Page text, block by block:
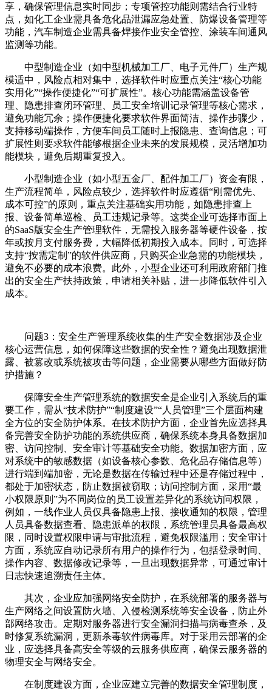
享，确保管理信息实时同步；专项管控功能则需结合行业特
点，如化工企业需具备危化品泄漏应急处置、防爆设备管理等
功能，汽车制造企业需具备焊接作业安全管控、涂装车间通风
监测等功能。
中型制造企业（如中型机械加工厂、电子元件厂）生产规
模适中，风险点相对集中，选择软件时应重点关注“核心功能
实用化”“操作便捷化”“可扩展性”。核心功能需涵盖设备管
理、隐患排查闭环管理、员工安全培训记录管理等核心需求，
避免功能冗余；操作便捷化要求软件界面简洁、操作步骤少，
支持移动端操作，方便车间员工随时上报隐患、查询信息；可
扩展性则要求软件能够根据企业未来的发展规模，灵活增加功
能模块，避免后期重复投入。
小型制造企业（如小型五金厂、配件加工厂）资金有限，
生产流程简单，风险点较少，选择软件时应遵循“刚需优先、
成本可控”的原则，重点关注基础实用功能，如隐患排查上
报、设备简单巡检、员工违规记录等。这类企业可选择市面上
的SaaS版安全生产管理软件，无需投入服务器等硬件设备，按
年或按月支付服务费，大幅降低初期投入成本。同时，可选择
支持“按需定制”的软件供应商，只购买企业急需的功能模块，
避免不必要的成本浪费。此外，小型企业还可利用政府部门推
出的安全生产扶持政策，申请相关补贴，进一步降低软件引入
成本。
问题3：安全生产管理系统收集的生产安全数据涉及企业
核心运营信息，如何保障这些数据的安全性？避免出现数据泄
露、被篡改或系统被攻击等问题，企业需要从哪些方面做好防
护措施？
保障安全生产管理系统的数据安全是企业引入系统后的重
要工作，需从“技术防护”“制度建设”“人员管理”三个层面构建
全方位的安全防护体系。在技术防护方面，企业首先应选择具
备完善安全防护功能的系统供应商，确保系统本身具备数据加
密、访问控制、安全审计等基础安全功能。数据加密方面，应
对系统中的敏感数据（如设备核心参数、危化品存储信息等）
进行端到端加密，无论是数据在传输过程中还是存储过程中，
都处于加密状态，防止数据被窃取；访问控制方面，采用“最
小权限原则”为不同岗位的员工设置差异化的系统访问权限，
例如，一线作业人员仅具备隐患上报、接收通知的权限，管理
人员具备数据查看、隐患派单的权限，系统管理员具备最高权
限，同时设置权限申请与审批流程，避免权限滥用；安全审计
方面，系统应自动记录所有用户的操作行为，包括登录时间、
操作内容、数据修改记录等，一旦出现数据异常，可通过审计
日志快速追溯责任主体。
其次，企业应加强网络安全防护，在系统部署的服务器与
生产网络之间设置防火墙、入侵检测系统等安全设备，防止外
部网络攻击。定期对服务器进行安全漏洞扫描与病毒查杀，及
时修复系统漏洞，更新杀毒软件病毒库。对于采用云部署的企
业，应选择具备高安全等级的云服务供应商，确保云服务器的
物理安全与网络安全。
在制度建设方面，企业应建立完善的数据安全管理制度，